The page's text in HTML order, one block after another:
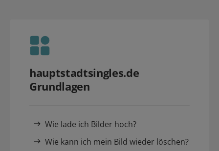
hauptstadtsingles.de
Grundlagen
Wie lade ich Bilder hoch?
Wie kann ich mein Bild wieder löschen?